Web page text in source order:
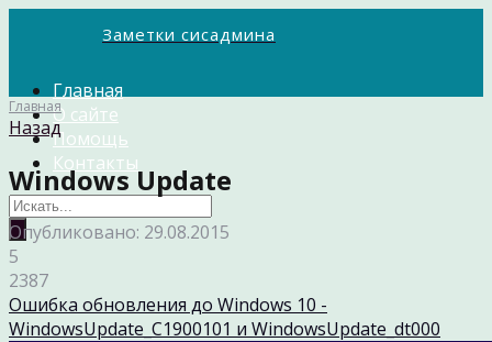
Заметки сисадмина
Главная
О сайте
Помощь
Контакты
Главная
Назад
Windows Update
Опубликовано: 29.08.2015
5
2387
Ошибка обновления до Windows 10 -
WindowsUpdate_C1900101 и WindowsUpdate_dt000